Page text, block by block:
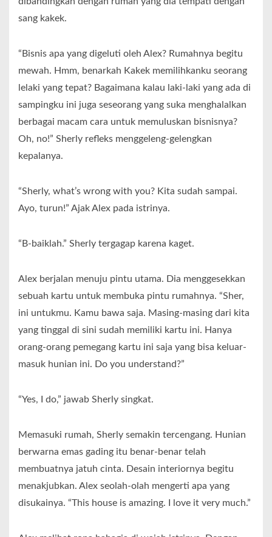
sang kakek.
“Bisnis apa yang digeluti oleh Alex? Rumahnya begitu
mewah. Hmm, benarkah Kakek memilihkanku seorang
lelaki yang tepat? Bagaimana kalau laki-laki yang ada di
sampingku ini juga seseorang yang suka menghalalkan
berbagai macam cara untuk memuluskan bisnisnya?
Oh, no!” Sherly refleks menggeleng-gelengkan
kepalanya.
“Sherly, what’s wrong with you? Kita sudah sampai.
Ayo, turun!” Ajak Alex pada istrinya.
“B-baiklah.” Sherly tergagap karena kaget.
Alex berjalan menuju pintu utama. Dia menggesekkan
sebuah kartu untuk membuka pintu rumahnya. “Sher,
ini untukmu. Kamu bawa saja. Masing-masing dari kita
yang tinggal di sini sudah memiliki kartu ini. Hanya
orang-orang pemegang kartu ini saja yang bisa keluar-
masuk hunian ini. Do you understand?”
“Yes, I do,” jawab Sherly singkat.
Memasuki rumah, Sherly semakin tercengang. Hunian
berwarna emas gading itu benar-benar telah
membuatnya jatuh cinta. Desain interiornya begitu
menakjubkan. Alex seolah-olah mengerti apa yang
disukainya. “This house is amazing. I love it very much.”